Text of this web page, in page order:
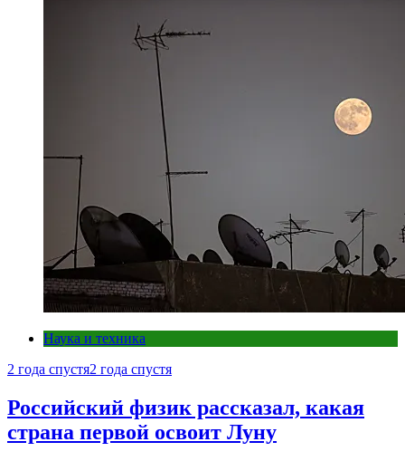
Наука и техника
2 года спустя2 года спустя
Российский физик рассказал, какая
страна первой освоит Луну